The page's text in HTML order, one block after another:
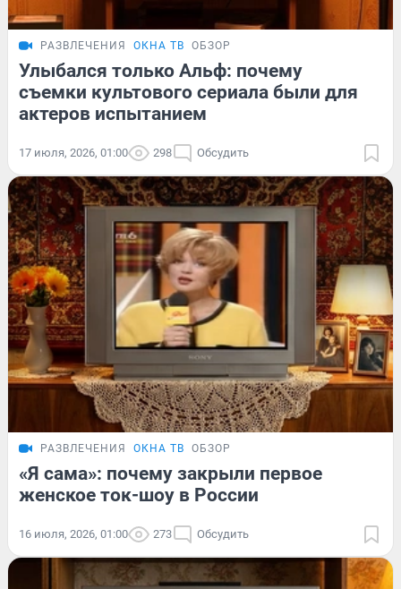
РАЗВЛЕЧЕНИЯ ОКНА ТВ ОБЗОР
Улыбался только Альф: почему
съемки культового сериала были для
актеров испытанием
17 июля, 2026, 01:00 298 Обсудить
РАЗВЛЕЧЕНИЯ ОКНА ТВ ОБЗОР
«Я сама»: почему закрыли первое
женское ток-шоу в России
16 июля, 2026, 01:00 273 Обсудить